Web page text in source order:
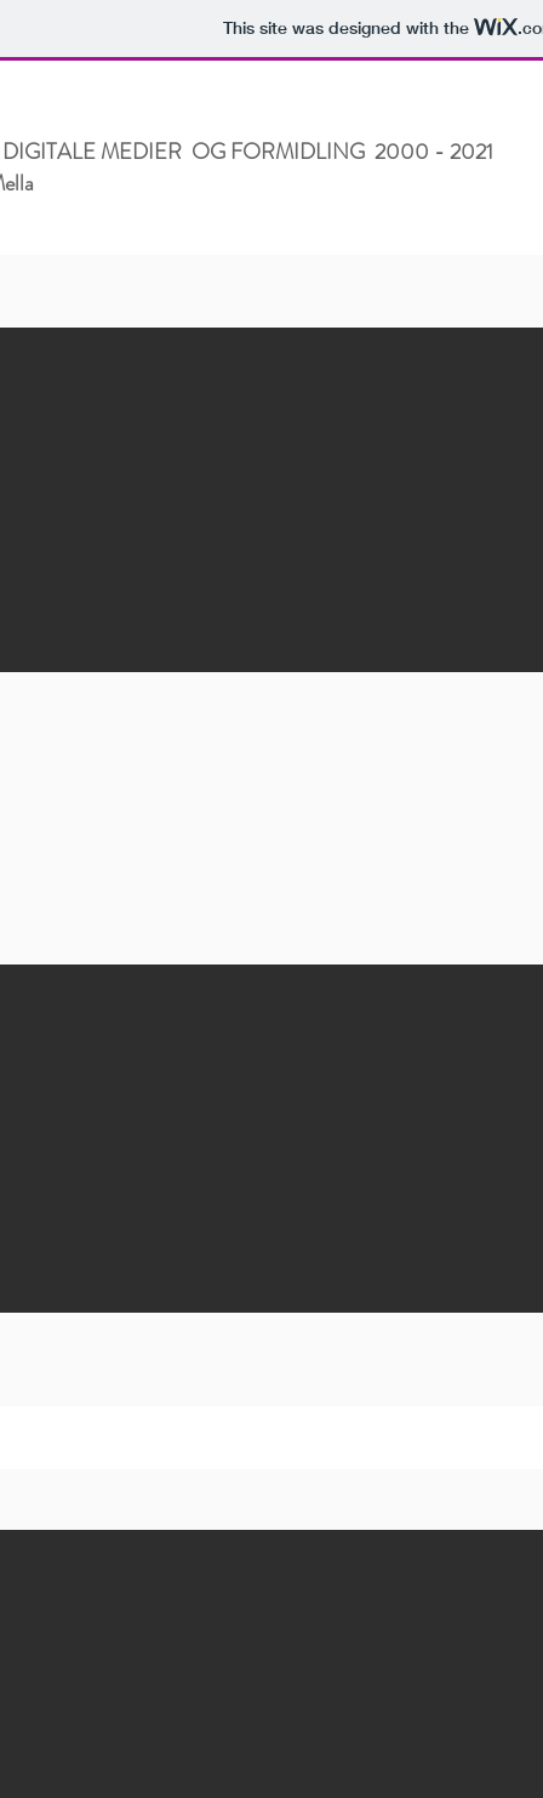
This site was designed with the
MEDIER OG FORMIDLING 2000 - 2021